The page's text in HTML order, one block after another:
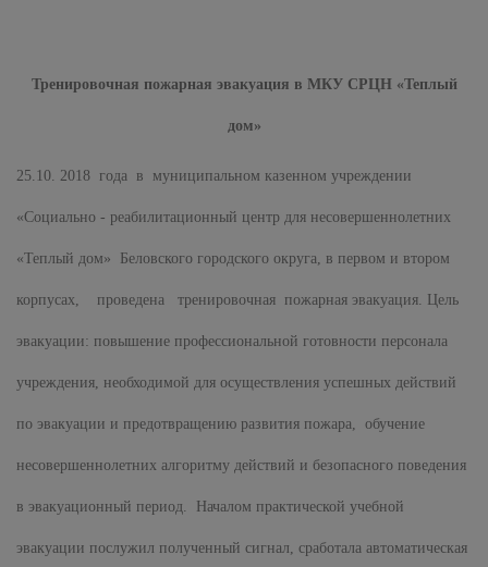
Тренировочная пожарная эвакуация в МКУ СРЦН «Теплый
дом»
25.10. 2018 года в муниципальном казенном учреждении
«Социально - реабилитационный центр для несовершеннолетних
«Теплый дом» Беловского городского округа, в первом и втором
корпусах, проведена тренировочная пожарная эвакуация. Цель
эвакуации: повышение профессиональной готовности персонала
учреждения, необходимой для осуществления успешных действий
по эвакуации и предотвращению развития пожара, обучение
несовершеннолетних алгоритму действий и безопасного поведения
в эвакуационный период. Началом практической учебной
эвакуации послужил полученный сигнал, сработала автоматическая